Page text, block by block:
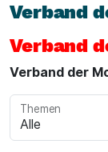
Verband
Verband
Verband der
Themen